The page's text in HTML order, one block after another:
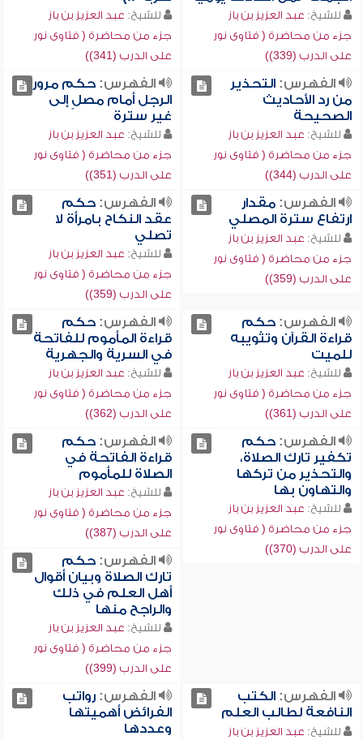
للشيخ: عبد العزيز بن باز
جزء من محاضرة ( فتاوى نور
على الدرب (339))
للشيخ: عبد العزيز بن باز
جزء من محاضرة ( فتاوى نور
على الدرب (341))
الفهرس:التحذير
من رد الأحاديث
الصحيحة
للشيخ: عبد العزيز بن باز
جزء من محاضرة ( فتاوى نور
على الدرب (344))
الفهرس:حكم مرور
الرجل أمام مصلٍ إلى
غير سترة
للشيخ: عبد العزيز بن باز
جزء من محاضرة ( فتاوى نور
على الدرب (351))
الفهرس:مقدار
ارتفاع سترة المصلي
للشيخ: عبد العزيز بن باز
جزء من محاضرة ( فتاوى نور
على الدرب (359))
الفهرس:حكم
عقد النكاح بامرأة لا
تصلي
للشيخ: عبد العزيز بن باز
جزء من محاضرة ( فتاوى نور
على الدرب (359))
الفهرس:حكم
قراءة القرآن وتثويبه
للميت
للشيخ: عبد العزيز بن باز
جزء من محاضرة ( فتاوى نور
على الدرب (361))
الفهرس:حكم
قراءة المأموم للفاتحة
في السرية والجهرية
للشيخ: عبد العزيز بن باز
جزء من محاضرة ( فتاوى نور
على الدرب (362))
الفهرس:حكم
تكفير تارك الصلاة،
والتحذير من تركها
والتهاون بها
للشيخ: عبد العزيز بن باز
جزء من محاضرة ( فتاوى نور
على الدرب (370))
الفهرس:حكم
قراءة الفاتحة في
الصلاة للمأموم
للشيخ: عبد العزيز بن باز
جزء من محاضرة ( فتاوى نور
على الدرب (387))
الفهرس:حكم
تارك الصلاة وبيان أقوال
أهل العلم في ذلك
والراجح منها
للشيخ: عبد العزيز بن باز
جزء من محاضرة ( فتاوى نور
على الدرب (399))
الفهرس:الكتب
النافعة لطالب العلم
للشيخ: عبد العزيز بن باز
الفهرس:رواتب
الفرائض أهميتها
وعددها